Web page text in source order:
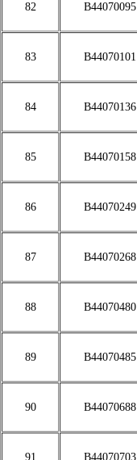
82 B44070095
83 B44070101
84 B44070136
85 B44070158
86 B44070249
87 B44070268
88 B44070480
89 B44070485
90 B44070688
91 B44070703